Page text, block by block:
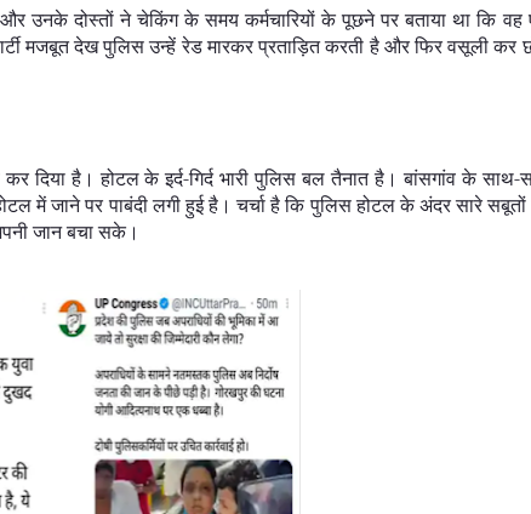
उनके दोस्तों ने चेकिंग के समय कर्मचारियों के पूछने पर बताया था कि वह
मजबूत देख पुलिस उन्हें रेड मारकर प्रताड़ित करती है और फिर वसूली कर
दिया है। होटल के इर्द-गिर्द भारी पुलिस बल तैनात है। बांसगांव के साथ-
में जाने पर पाबंदी लगी हुई है। चर्चा है कि पुलिस होटल के अंदर सारे
जान बचा सके।